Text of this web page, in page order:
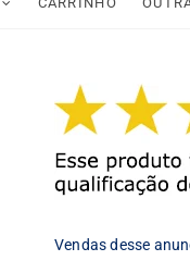
Vendas desse